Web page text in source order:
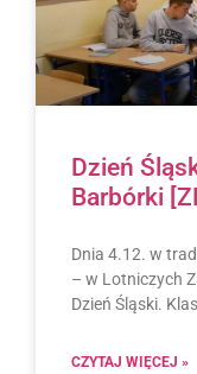
Dzień
Barbórki
Dnia 4.12. w
– w Lotniczych
Dzień Śląski.
CZYTAJ WIĘCEJ »